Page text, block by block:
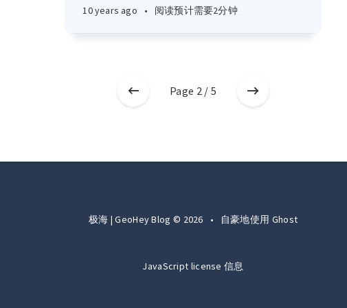
10 years ago • 阅读预计需要2分钟
Page 2 / 5
极海 | GeoHey Blog © 2026 • 自豪地使用 Ghost
JavaScript license 信息